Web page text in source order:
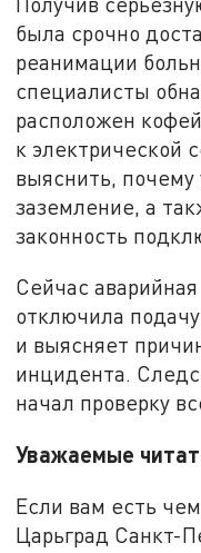
была срочно
реанимации
специалисты
расположен
к электрической
выяснить, почему
заземление, а
законность
Сейчас
отключила
и выясняет
инцидента.
начал проверку
Уважаемые
Если вам есть
Царьград Санкт-